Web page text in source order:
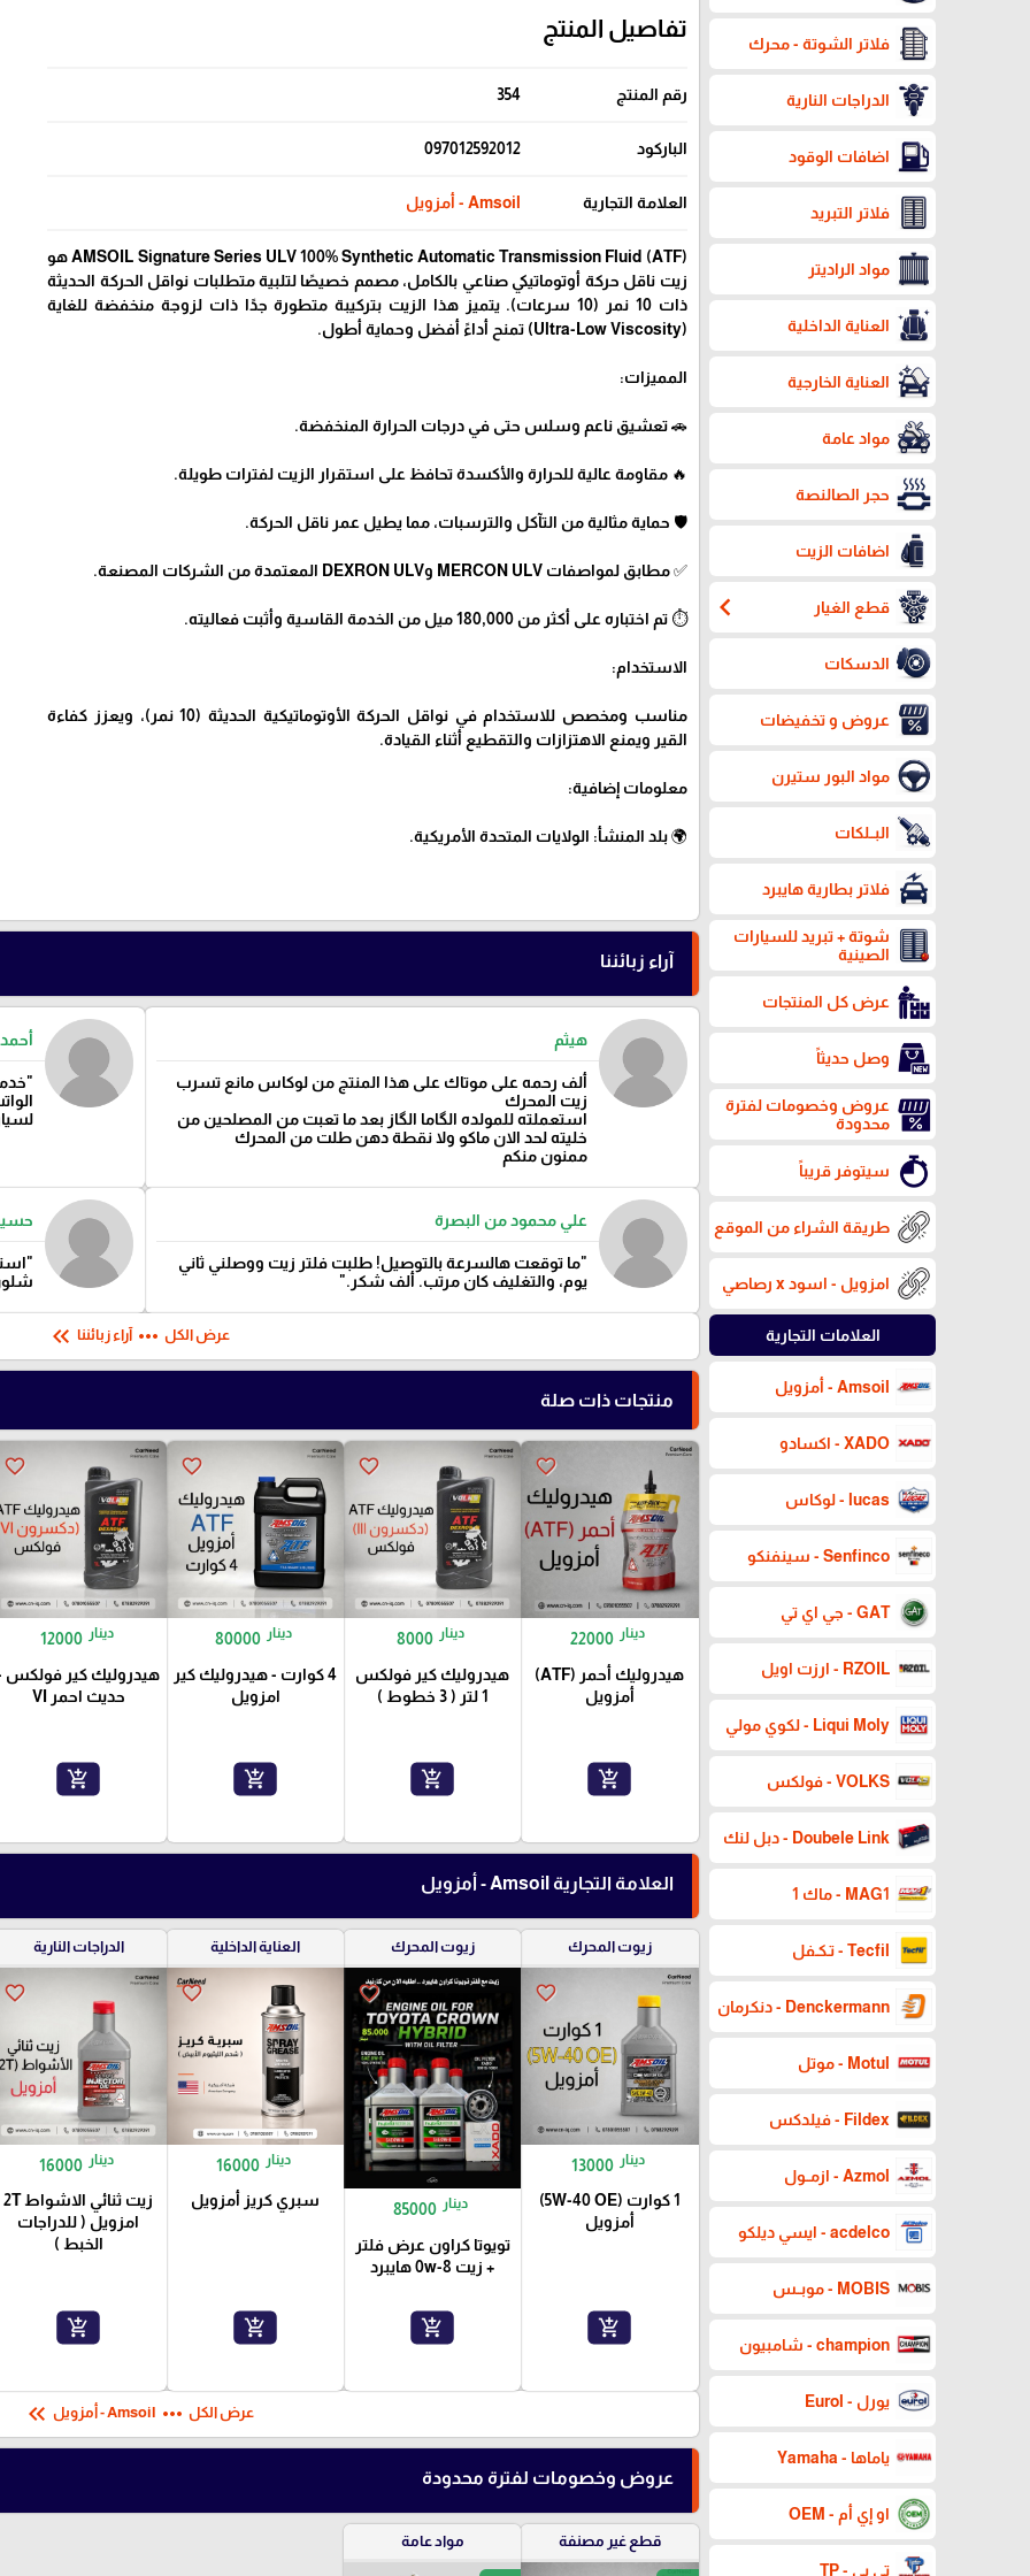
فلاتر الشوتة - محرك
الدراجات النارية
اضافات الوقود
فلاتر التبريد
مواد الراديتر
العناية الداخلية
العناية الخارجية
مواد عامة
حجر الصالنصة
اضافات الزيت
قطع الغيار chevron_left
الدسكات
عروض و تخفيضات
مواد البور ستيرن
البــلكات
فلاتر بطارية هايبرد
شوتة + تبريد للسيارات
الصينية
عرض كل المنتجات
وصل حديثاً
عروض وخصومات لفترة
محدودة
سيتوفر قريباً
طريقة الشراء من الموقع
امزويل - اسود x رصاصي
العلامات التجارية
Amsoil - أمزويل
XADO - اكسادو
lucas - لوكاس
Senfinco - سينفنكو
GAT - جي اي تي
RZOIL - ارزت اويل
Liqui Moly - لكوي مولي
VOLKS - فولكس
Doubele Link - دبل لنك
MAG1 - ماك 1
Tecfil - تـكـفل
Denckermann - دنكرمان
Motul - موتل
Fildex - فيلدكس
Azmol - ازمــول
acdelco - ايسي ديلكو
MOBIS - موبــس
champion - شامبيون
يورل - Eurol
ياماها - Yamaha
او إي أم - OEM
تي بي - TP
تفاصيل المنتج
رقم المنتج 354
الباركود 097012592012
العلامة التجارية Amsoil - أمزويل
AMSOIL Signature Series ULV 100% Synthetic Automatic Transmission Fluid (ATF) هو
زيت ناقل حركة أوتوماتيكي صناعي بالكامل، مصمم خصيصًا لتلبية متطلبات نواقل الحركة الحديثة
ذات 10 نمر (10 سرعات). يتميز هذا الزيت بتركيبة متطورة جدًا ذات لزوجة منخفضة للغاية
(Ultra-Low Viscosity) تمنح أداءً أفضل وحماية أطول.
المميزات:
🚗 تعشيق ناعم وسلس حتى في درجات الحرارة المنخفضة.
🔥 مقاومة عالية للحرارة والأكسدة تحافظ على استقرار الزيت لفترات طويلة.
🛡️ حماية مثالية من التآكل والترسبات، مما يطيل عمر ناقل الحركة.
✅ مطابق لمواصفات MERCON ULV وDEXRON ULV المعتمدة من الشركات المصنعة.
⏱️ تم اختباره على أكثر من 180,000 ميل من الخدمة القاسية وأثبت فعاليته.
الاستخدام:
مناسب ومخصص للاستخدام في نواقل الحركة الأوتوماتيكية الحديثة (10 نمر)، ويعزز كفاءة
القير ويمنع الاهتزازات والتقطيع أثناء القيادة.
معلومات إضافية:
🌍 بلد المنشأ: الولايات المتحدة الأمريكية.
آراء زبائننا
هيثم
ألف رحمه على موتاك على هذا المنتج من لوكاس مانع تسرب
زيت المحرك
استعملته للمولده الگاما الگاز بعد ما تعبت من المصلحين من
خليته لحد الان ماكو ولا نقطة دهن طلت من المحرك
ممنون منكم
علي محمود من البصرة
"ما توقعت هالسرعة بالتوصيل! طلبت فلتر زيت ووصلني ثاني
يوم، والتغليف كان مرتب. ألف شكر."
عرض الكل more_horiz آراء زبائننا keyboard_double_arrow_left
منتجات ذات صلة
favorite_border
22000 دينار
هيدروليك أحمر (ATF)
أمزويل
add_shopping_cart
favorite_border
8000 دينار
هيدروليك كير فولكس
1 لتر ( 3 خطوط )
add_shopping_cart
favorite_border
80000 دينار
4 كوارت - هيدروليك كير
امزويل
add_shopping_cart
favorite_border
12000 دينار
هيدروليك كير فولكس
حديث احمر VI
add_shopping_cart
العلامة التجارية Amsoil - أمزويل
زيوت المحرك
favorite_border
13000 دينار
1 كوارت (5W-40 OE)
أمزويل
add_shopping_cart
زيوت المحرك
favorite_border
85000 دينار
تويوتا كراون عرض فلتر
+ زيت 0w-8 هايبرد
add_shopping_cart
العناية الداخلية
favorite_border
16000 دينار
سبري كريز أمزويل
add_shopping_cart
الدراجات النارية
favorite_border
16000 دينار
زيت ثنائي الاشواط 2T
امزويل ( للدراجات
الخبط )
add_shopping_cart
عرض الكل more_horiz
keyboard_double_arrow_left
عروض وخصومات لفترة محدودة
قطع غير مصنفة مواد عامة